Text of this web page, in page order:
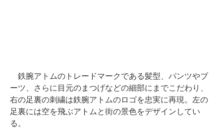
鉄腕アトムのトレードマークである髪型、パンツやブ
ーツ、さらに目元のまつげなどの細部にまでこだわり、
右の足裏の刺繍は鉄腕アトムのロゴを忠実に再現。左の
足裏には空を飛ぶアトムと街の景色をデザインしてい
る。